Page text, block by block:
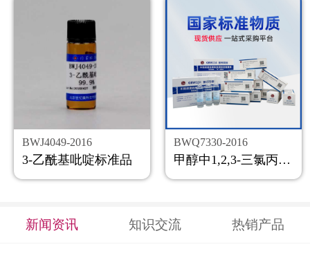
BWJ4049-2016
3-乙酰基吡啶标准品
BWQ7330-2016
甲醇中1,2,3-三氯丙烷溶液标准物质
新闻资讯 知识交流 热销产品